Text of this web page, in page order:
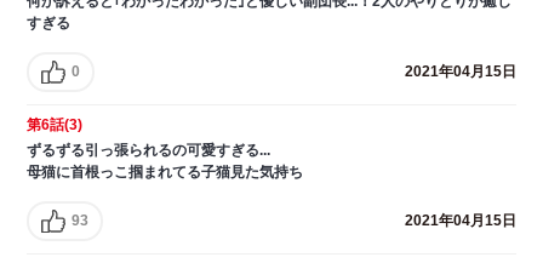
すぎる
0 2021年04月15日
第6話(3)
ずるずる引っ張られるの可愛すぎる...
母猫に首根っこ掴まれてる子猫見た気持ち
93 2021年04月15日